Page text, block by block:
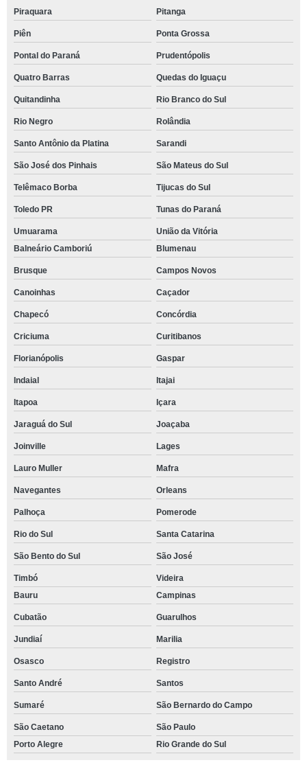
Piraquara Pitanga
Piên Ponta Grossa
Pontal do Paraná Prudentópolis
Quatro Barras Quedas do Iguaçu
Quitandinha Rio Branco do Sul
Rio Negro Rolândia
Santo Antônio da Platina Sarandi
São José dos Pinhais São Mateus do Sul
Telêmaco Borba Tijucas do Sul
Toledo PR Tunas do Paraná
Umuarama
União da Vitória
Balneário Camboriú
Blumenau
Brusque Campos Novos
Canoinhas Caçador
Chapecó Concórdia
Criciuma Curitibanos
Florianópolis Gaspar
Indaial Itajai
Itapoa Içara
Jaraguá do Sul Joaçaba
Joinville Lages
Lauro Muller Mafra
Navegantes Orleans
Palhoça Pomerode
Rio do Sul Santa Catarina
São Bento do Sul São José
Timbó
Videira
Bauru
Campinas
Cubatão Guarulhos
Jundiaí Marilia
Osasco Registro
Santo André Santos
Sumaré São Bernardo do Campo
São Caetano
São Paulo
Porto Alegre
Rio Grande do Sul